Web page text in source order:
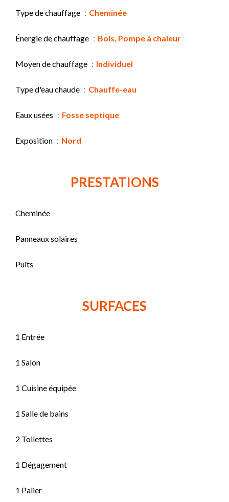
Type de chauffage Cheminée
Énergie de chauffage Bois, Pompe à chaleur
Moyen de chauffage Individuel
Type d'eau chaude Chauffe-eau
Eaux usées Fosse septique
Exposition Nord
PRESTATIONS
Cheminée
Panneaux solaires
Puits
SURFACES
1 Entrée
1 Salon
1 Cuisine équipée
1 Salle de bains
2 Toilettes
1 Dégagement
1 Palier